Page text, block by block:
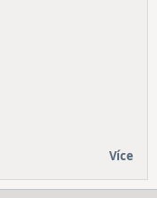
Více